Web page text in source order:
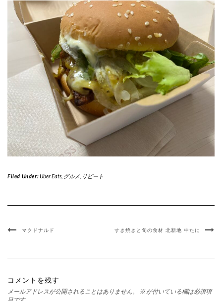
Filed Under:Uber Eats, グルメ, リピート
マクドナルド すき焼きと旬の食材 北新地 中たに
コメントを残す
メールアドレスが公開されることはありません。 ※ が付いている欄は必須項